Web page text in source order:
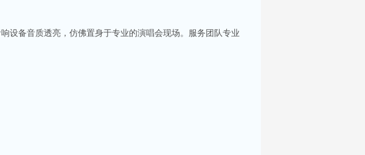
设备音质透亮，仿佛置身于专业的演唱会现场。服务团队专业